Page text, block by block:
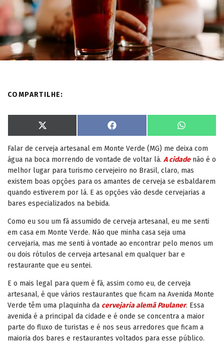
COMPARTILHE:
S
h
r
o
n
X
(
w
i
t
t
r
)
S
h
r
e
o
n
F
a
e
b
o
o
S
h
r
e
o
n
W
h
t
s
A
p
p
Falar de cerveja artesanal em Monte Verde (MG) me deixa com
água na boca morrendo de vontade de voltar lá. A cidadenão é o
melhor lugar para turismo cervejeiro no Brasil, claro, mas
existem boas opções para os amantes de cerveja se esbaldarem
quando estiverem por lá. E as opções vão desde cervejarias a
bares especializados na bebida.
Como eu sou um fã assumido de cerveja artesanal, eu me senti
em casa em Monte Verde. Não que minha casa seja uma
cervejaria, mas me senti à vontade ao encontrar pelo menos um
ou dois rótulos de cerveja artesanal em qualquer bar e
restaurante que eu sentei.
E o mais legal para quem é fã, assim como eu, de cerveja
artesanal, é que vários restaurantes que ficam na Avenida Monte
Verde têm uma plaquinha da cervejaria alemã Paulaner. Essa
avenida é a principal da cidade e é onde se concentra a maior
parte do fluxo de turistas e é nos seus arredores que ficam a
maioria dos bares e restaurantes voltados para esse público.